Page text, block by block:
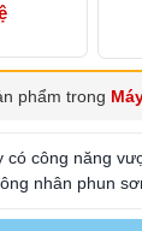
phẩm trong
có công năng
nhân phun